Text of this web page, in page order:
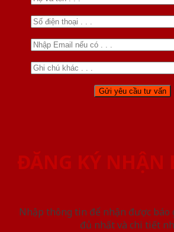
ĐĂNG KÝ NHẬN
Nhập thông tin để nhận được báo
đủ nhất và chi tiết